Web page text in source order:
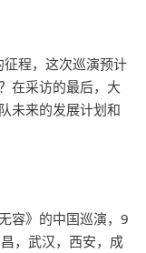
程，这次巡演预计
在采访的最后，大
未来的发展计划和
容》的中国巡演，9
，武汉，西安，成